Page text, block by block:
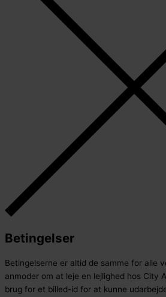
Betingelser
Betingelserne er altid de samme for alle
anmoder om at leje en lejlighed hos City
brug for et billed-id for at kunne